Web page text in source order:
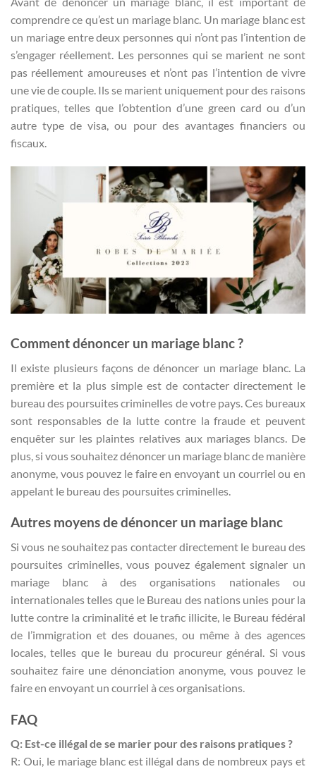
comprendre ce qu’est un mariage blanc. Un mariage blanc est
un mariage entre deux personnes qui n’ont pas l’intention de
s’engager réellement. Les personnes qui se marient ne sont
pas réellement amoureuses et n’ont pas l’intention de vivre
une vie de couple. Ils se marient uniquement pour des raisons
pratiques, telles que l’obtention d’une green card ou d’un
autre type de visa, ou pour des avantages financiers ou
fiscaux.
Comment dénoncer un mariage blanc ?
Il existe plusieurs façons de dénoncer un mariage blanc. La
première et la plus simple est de contacter directement le
bureau des poursuites criminelles de votre pays. Ces bureaux
sont responsables de la lutte contre la fraude et peuvent
enquêter sur les plaintes relatives aux mariages blancs. De
plus, si vous souhaitez dénoncer un mariage blanc de manière
anonyme, vous pouvez le faire en envoyant un courriel ou en
appelant le bureau des poursuites criminelles.
Autres moyens de dénoncer un mariage blanc
Si vous ne souhaitez pas contacter directement le bureau des
poursuites criminelles, vous pouvez également signaler un
mariage blanc à des organisations nationales ou
internationales telles que le Bureau des nations unies pour la
lutte contre la criminalité et le trafic illicite, le Bureau fédéral
de l’immigration et des douanes, ou même à des agences
locales, telles que le bureau du procureur général. Si vous
souhaitez faire une dénonciation anonyme, vous pouvez le
faire en envoyant un courriel à ces organisations.
FAQ
Q: Est-ce illégal de se marier pour des raisons pratiques ?
R: Oui, le mariage blanc est illégal dans de nombreux pays et